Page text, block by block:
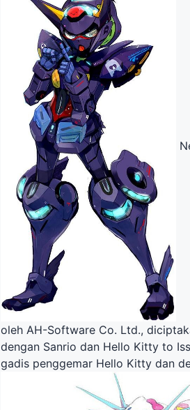
oleh AH-Software Co. Ltd.,
dengan Sanrio dan Hello Kitty to
gadis penggemar Hello Kitty dan